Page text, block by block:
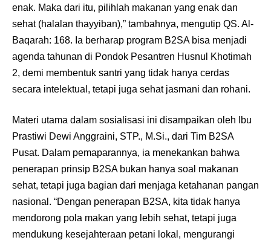
enak. Maka dari itu, pilihlah makanan yang enak dan
sehat (halalan thayyiban),” tambahnya, mengutip QS. Al-
Baqarah: 168. Ia berharap program B2SA bisa menjadi
agenda tahunan di Pondok Pesantren Husnul Khotimah
2, demi membentuk santri yang tidak hanya cerdas
secara intelektual, tetapi juga sehat jasmani dan rohani.
Materi utama dalam sosialisasi ini disampaikan oleh Ibu
Prastiwi Dewi Anggraini, STP., M.Si., dari Tim B2SA
Pusat. Dalam pemaparannya, ia menekankan bahwa
penerapan prinsip B2SA bukan hanya soal makanan
sehat, tetapi juga bagian dari menjaga ketahanan pangan
nasional. “Dengan penerapan B2SA, kita tidak hanya
mendorong pola makan yang lebih sehat, tetapi juga
mendukung kesejahteraan petani lokal, mengurangi